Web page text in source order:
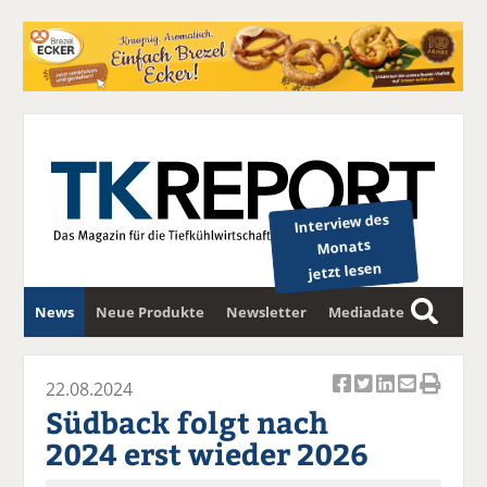
Interview des
Monats
jetzt lesen
News Neue Produkte Newsletter Mediadaten
S
u
c
k k
22.08.2024
Südback folgt nach
2024 erst wieder 2026